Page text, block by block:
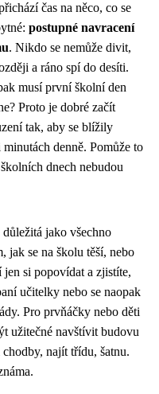
čas na něco, co se
postupné navracení
. Nikdo se nemůže divit,
a ráno spí do desíti.
musí první školní den
Proto je dobré začít
tak, aby se blížily
denně. Pomůže to
dnech nebudou
jako všechno
jak se na školu těší, nebo
si popovídat a zjistíte,
učitelky nebo se naopak
Pro prvňáčky nebo děti
užitečné navštívit budovu
najít třídu, šatnu.